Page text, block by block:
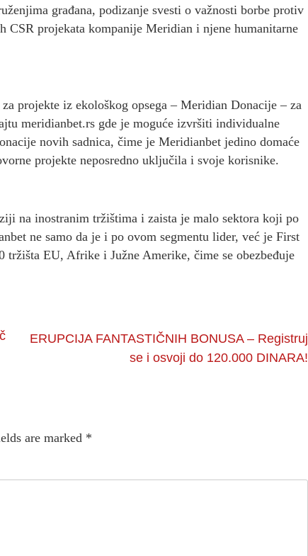
građana, podizanje svesti o važnosti borbe protiv
CSR projekata kompanije Meridian i njene humanitarne
projekte iz ekološkog opsega – Meridian Donacije – za
meridianbet.rs gde je moguće izvršiti individualne
novih sadnica, čime je Meridianbet jedino domaće
projekte neposredno uključila i svoje korisnike.
na inostranim tržištima i zaista je malo sektora koji po
ne samo da je i po ovom segmentu lider, već je First
EU, Afrike i Južne Amerike, čime se obezbeđuje
ERUPCIJA FANTASTIČNIH BONUSA – Registruj
se i osvoji do 120.000 DINARA!
are marked *